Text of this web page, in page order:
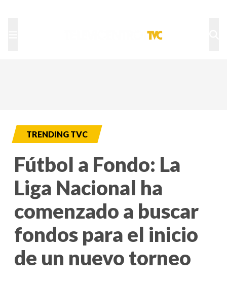
TRENDING TVC
Fútbol a Fondo: La
Liga Nacional ha
comenzado a buscar
fondos para el inicio
de un nuevo torneo